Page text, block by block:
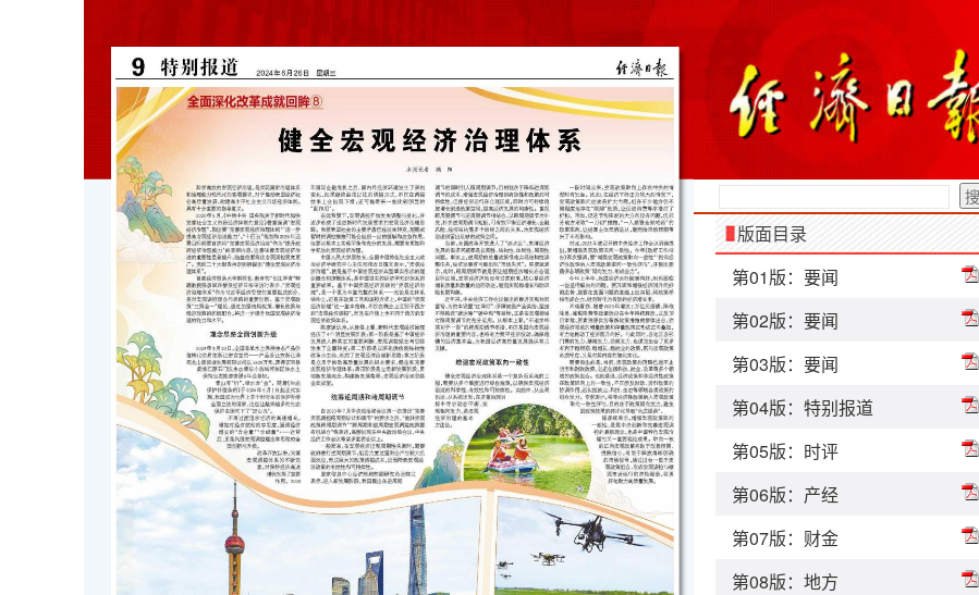
版面目录
第01版：要闻
第02版：要闻
第03版：要闻
第04版：特别报道
第05版：时评
第06版：产经
第07版：财金
第08版：地方